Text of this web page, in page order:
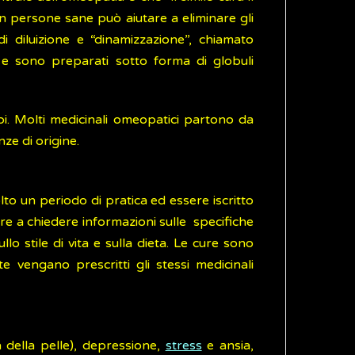
persone sane può aiutare a eliminare gli
e “dinamizzazione”, chiamato
e sono preparati sotto forma di globuli
Molti medicinali omeopatici partono da
di origine.
un periodo di pratica ed essere iscritto
a chiedere informazioni sulle specifiche
stile di vita e sulla dieta. Le cure sono
vengano prescritti gli stessi medicinali
della pelle), depressione, stress e ansia,